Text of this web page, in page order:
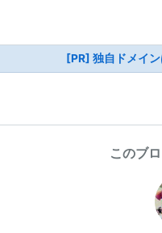
[PR] 独自ドメイ
このブ